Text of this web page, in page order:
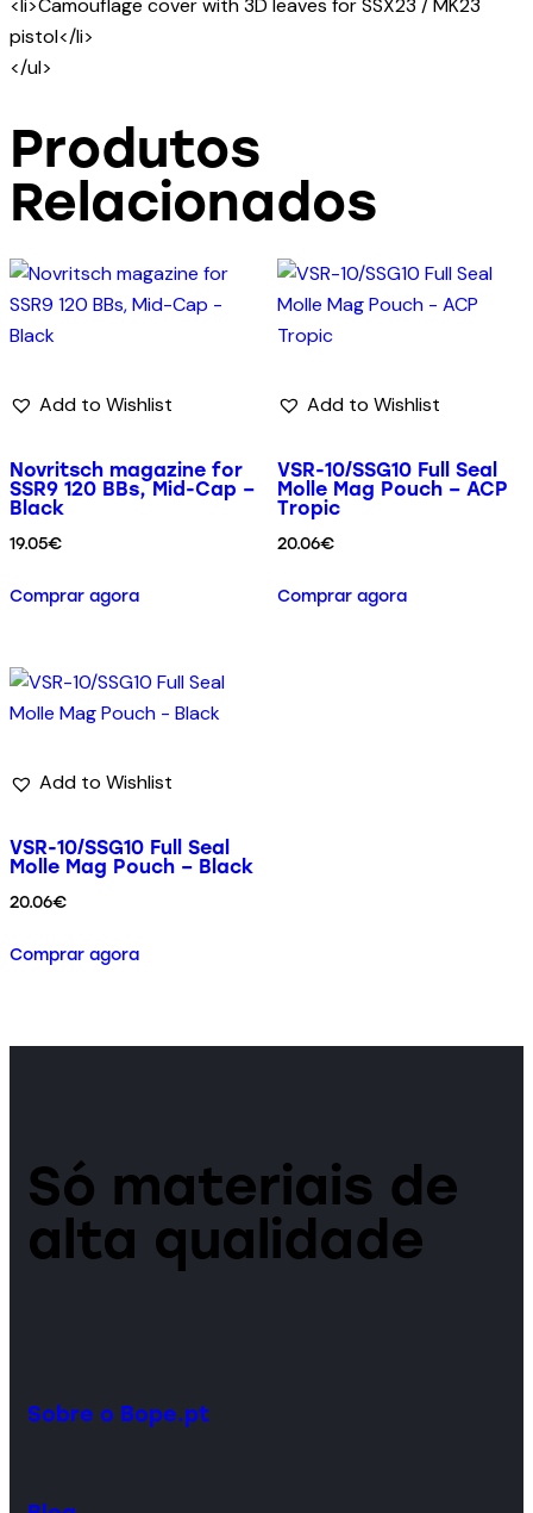
<li>Camouflage cover with 3D leaves for SSX23 / MK23
pistol</li>
</ul>
Produtos
Relacionados
Add to Wishlist
Novritsch magazine for
SSR9 120 BBs, Mid-Cap –
Black
19.05€
Comprar agora
Add to Wishlist
VSR-10/SSG10 Full Seal
Molle Mag Pouch – ACP
Tropic
20.06€
Comprar agora
Add to Wishlist
VSR-10/SSG10 Full Seal
Molle Mag Pouch – Black
20.06€
Comprar agora
Só materiais de
alta qualidade
Sobre o Bope.pt